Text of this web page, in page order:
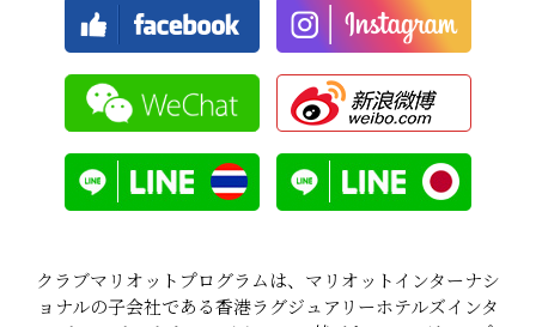
クラブマリオットプログラムは、マリオットインターナシ
ョナルの子会社である香港ラグジュアリーホテルズインタ